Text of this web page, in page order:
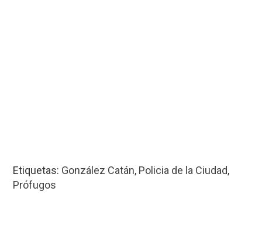
Etiquetas: González Catán, Policia de la Ciudad,
Prófugos